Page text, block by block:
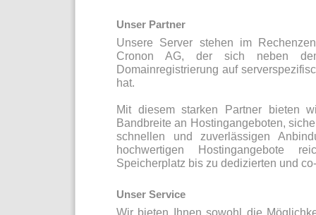
Unser Partner
Unsere Server stehen im
Cronon AG, der sich neben
Domainregistrierung auf
hat.
Mit diesem starken Partner bieten
Bandbreite an Hostingangeboten,
schnellen und zuverlässigen
hochwertigen Hostingangebote
Speicherplatz bis zu dedizierten und
Unser Service
Wir bieten Ihnen sowohl die